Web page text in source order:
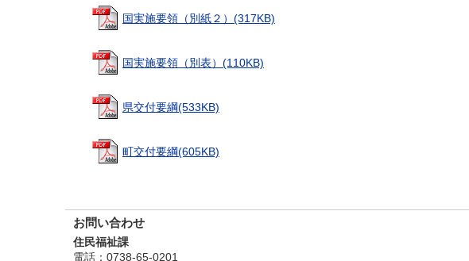
国実施要領（別紙２）(317KB)
国実施要領（別表）(110KB)
県交付要綱(533KB)
町交付要綱(605KB)
お問い合わせ
住民福祉課
電話 ：0738-65-0201